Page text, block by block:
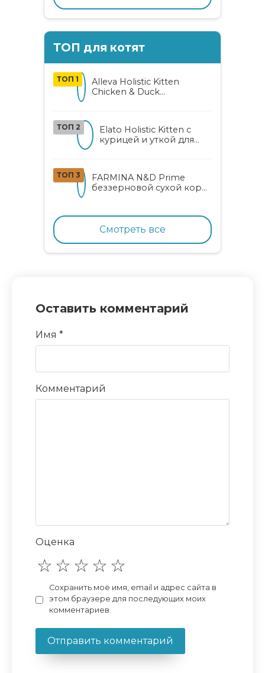
ТОП для котят
ТОП 1
Alleva Holistic Kitten
Chicken & Duck
ТОП 2
Elato Holistic Kitten с
курицей и уткой для
ТОП 3
FARMINA N&D Prime
беззерновой сухой корм
курицей и гранатом
Смотреть все
Оставить комментарий
Имя *
Комментарий
Оценка
Сохранить моё имя, email и адрес сайта в
этом браузере для последующих моих
комментариев.